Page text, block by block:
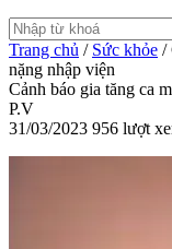
Trang chủ / Sức khỏe /
nặng nhập viện
Cảnh báo gia tăng ca
P.V
31/03/2023 956 lượt